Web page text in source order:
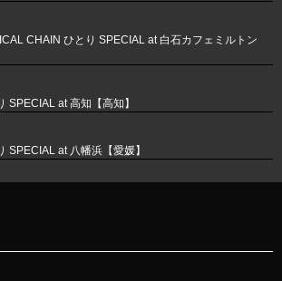
CHAIN ひとり SPECIAL at 白石カフェミルトン
SPECIAL at 高知【高知】
SPECIAL at 八幡浜【愛媛】